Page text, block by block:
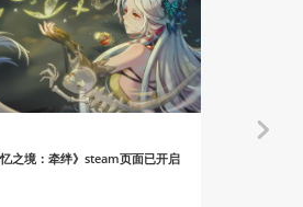
之境：牵绊》steam页面已开启